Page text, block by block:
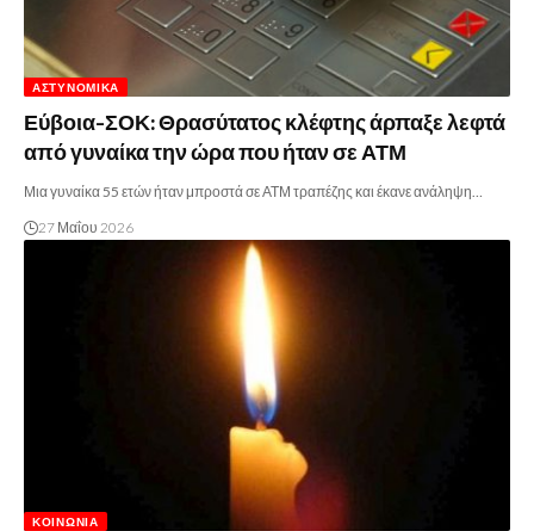
ΑΣΤΥΝΟΜΙΚΆ
Εύβοια-ΣΟΚ: Θρασύτατος κλέφτης άρπαξε λεφτά
από γυναίκα την ώρα που ήταν σε ΑΤΜ
Μια γυναίκα 55 ετών ήταν μπροστά σε ΑΤΜ τραπέζης και έκανε ανάληψη…
27 Μαΐου 2026
ΚΟΙΝΩΝΊΑ